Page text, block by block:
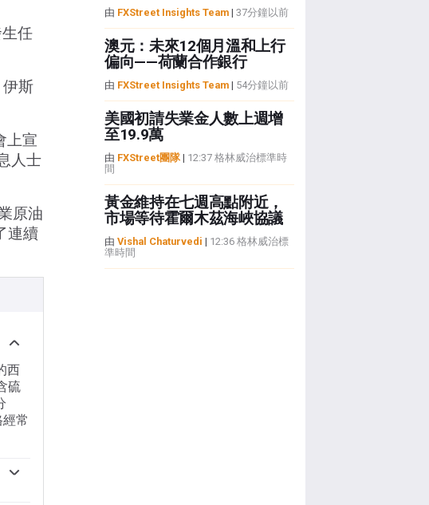
任
斯
上宣
人士
原油
連續
西
硫
常
由 FXStreet Insights Team| 37分鐘以前
澳元：未來12個月溫和上行
偏向——荷蘭合作銀行
由 FXStreet Insights Team| 54分鐘以前
美國初請失業金人數上週增
至19.9萬
由 FXStreet團隊| 12:37 格林威治標準時
間
黃金維持在七週高點附近，
市場等待霍爾木茲海峽協議
由 Vishal Chaturvedi | 12:36 格林威治標
準時間